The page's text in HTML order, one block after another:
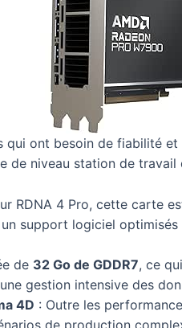
qui ont besoin de fiabilité
de niveau station de travail
RDNA 4 Pro, cette carte
support logiciel
de 32 Go de GDDR7, ce
gestion intensive des
4D : Outre les
de production